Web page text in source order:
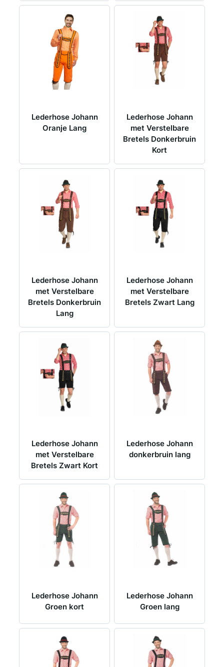
Lederhose Johann
Oranje Lang
Lederhose Johann
met Verstelbare
Bretels Donkerbruin
Kort
Lederhose Johann
met Verstelbare
Bretels Donkerbruin
Lang
Lederhose Johann
met Verstelbare
Bretels Zwart Lang
Lederhose Johann
met Verstelbare
Bretels Zwart Kort
Lederhose Johann
donkerbruin lang
Lederhose Johann
Groen kort
Lederhose Johann
Groen lang